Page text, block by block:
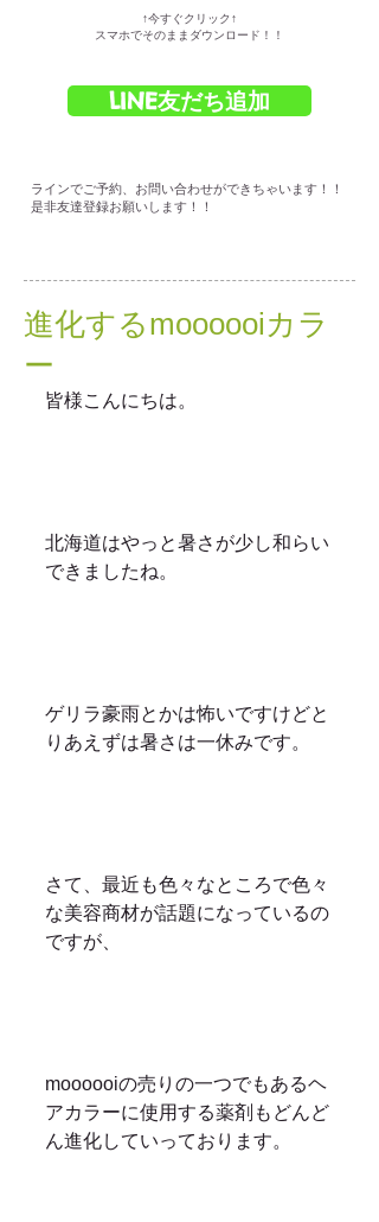
​↑今すぐクリック↑
スマホでそのままダウンロード！！
LINE友だち追加
ラインでご予約、お問い合わせができちゃいます！！
是非友達登録お願いします！！
進化するmoooooiカラ
ー
皆様こんにちは。
北海道はやっと暑さが少し和らい
できましたね。
ゲリラ豪雨とかは怖いですけどと
りあえずは暑さは一休みです。
さて、最近も色々なところで色々
な美容商材が話題になっているの
ですが、
moooooiの売りの一つでもあるヘ
アカラーに使用する薬剤もどんど
ん進化していっております。